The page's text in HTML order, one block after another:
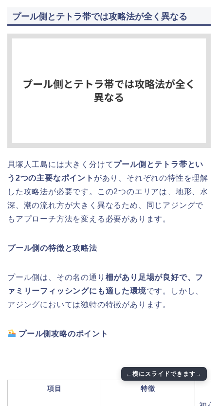
プール側とテトラ帯では攻略法が全く異なる
貝塚人工島には大きく分けてプール側とテトラ帯とい
う2つの主要なポイント があり、それぞれの特性を理解
した攻略法が必要です。この2つのエリアは、地形、水
深、潮の流れ方が大きく異なるため、同じアジングで
もアプローチ方法を変える必要があります。
プール側の特徴と攻略法
プール側は、その名の通り 柵があり足場が良好で、フ
ァミリーフィッシングにも適した環境です。しかし、
アジングにおいては独特の特徴があります。
プール側攻略のポイント
項目 特徴